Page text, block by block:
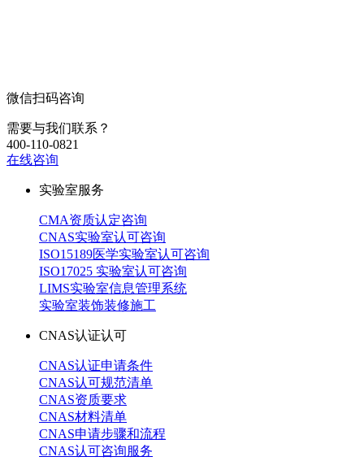
微信扫码咨询
需要与我们联系？
400-110-0821
在线咨询
实验室服务
CMA资质认定咨询
CNAS实验室认可咨询
ISO15189医学实验室认可咨询
ISO17025 实验室认可咨询
LIMS实验室信息管理系统
实验室装饰装修施工
CNAS认证认可
CNAS认证申请条件
CNAS认可规范清单
CNAS资质要求
CNAS材料清单
CNAS申请步骤和流程
CNAS认可咨询服务